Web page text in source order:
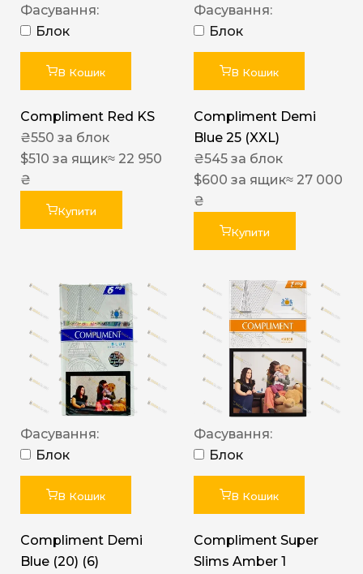
Фасування:
Блок
В Кошик
Compliment Red KS
₴550 за блок
$510 за ящик≈ 22 950
₴
Купити
Фасування:
Блок
В Кошик
Compliment Demi
Blue 25 (XXL)
₴545 за блок
$600 за ящик≈ 27 000
₴
Купити
Фасування:
Блок
В Кошик
Compliment Demi
Blue (20) (6)
Фасування:
Блок
В Кошик
Compliment Super
Slims Amber 1